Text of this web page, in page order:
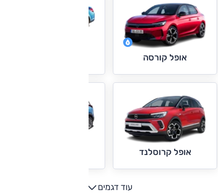
אופל קורסה
אופל קרוסלנד
עוד דגמים